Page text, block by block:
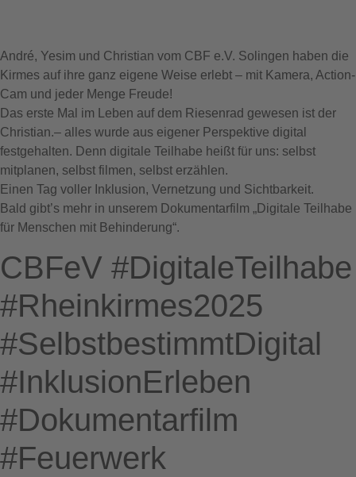
André, Yesim und Christian vom CBF e.V. Solingen haben die
Kirmes auf ihre ganz eigene Weise erlebt – mit Kamera, Action-
Cam und jeder Menge Freude!
Das erste Mal im Leben auf dem Riesenrad gewesen ist der
Christian.– alles wurde aus eigener Perspektive digital
festgehalten. Denn digitale Teilhabe heißt für uns: selbst
mitplanen, selbst filmen, selbst erzählen.
Einen Tag voller Inklusion, Vernetzung und Sichtbarkeit.
Bald gibt’s mehr in unserem Dokumentarfilm „Digitale Teilhabe
für Menschen mit Behinderung“.
CBFeV #DigitaleTeilhabe
#Rheinkirmes2025
#SelbstbestimmtDigital
#InklusionErleben
#Dokumentarfilm
#Feuerwerk